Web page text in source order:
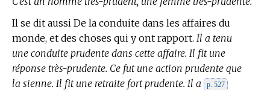
Il se dit aussi De la conduite dans les affaires du
monde, et des choses qui y ont rapport. Il a tenu
une conduite prudente dans cette affaire. Il fit une
réponse très-prudente. Ce fut une action prudente que
la sienne. Il fit une retraite fort prudente. Il a
p. 527